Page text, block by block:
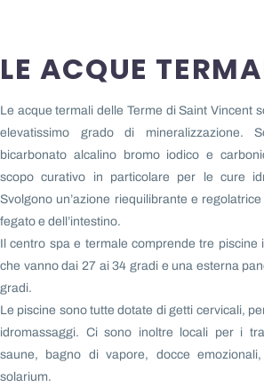
LE ACQUE
Le acque termali delle Terme di Saint Vincent
elevatissimo grado di mineralizzazione.
bicarbonato alcalino bromo iodico e
scopo curativo in particolare per le cure
Svolgono un’azione riequilibrante e
fegato e dell’intestino.
Il centro spa e termale comprende tre piscine
che vanno dai 27 ai 34 gradi e una esterna
gradi.
Le piscine sono tutte dotate di getti cervicali,
idromassaggi. Ci sono inoltre locali per i
saune, bagno di vapore, docce
solarium.